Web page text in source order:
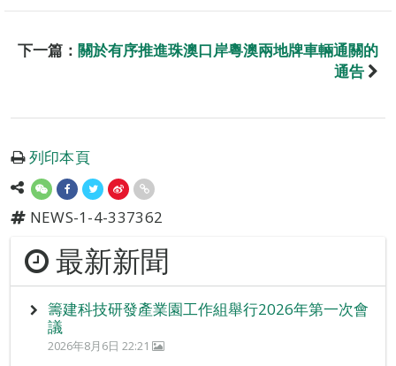
下一篇： 關於有序推進珠澳口岸粵澳兩地牌車輛通關的
通告
列印本頁
NEWS-1-4-337362
最新新聞
籌建科技研發產業園工作組舉行2026年第一次會
議
2026年8月6日 22:21